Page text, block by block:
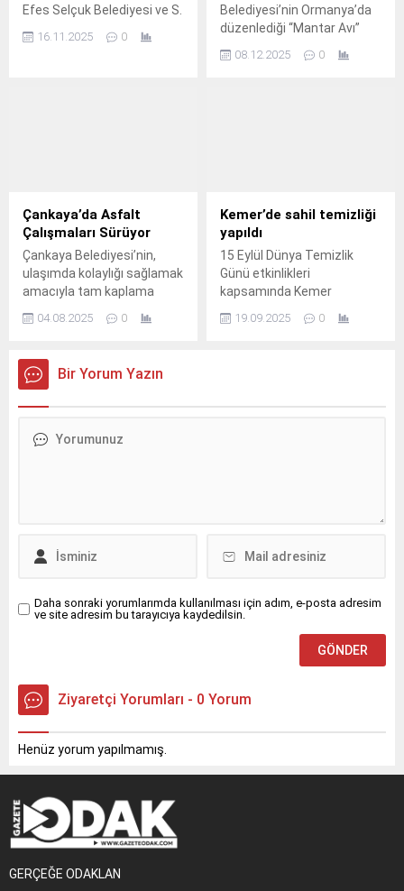
Efes Selçuk Belediyesi ve S.
16.11.2025 0
Belediyesi’nin Ormanya’da
düzenlediği “Mantar Avı”
eşliğinde doğa keşfi,
08.12.2025 0
Çankaya’da Asfalt
Çalışmaları Sürüyor
Çankaya Belediyesi’nin,
ulaşımda kolaylığı sağlamak
amacıyla tam kaplama
çalışmalarına devam ediyor.
04.08.2025 0
Kemer’de sahil temizliği
yapıldı
15 Eylül Dünya Temizlik
Günü etkinlikleri
kapsamında Kemer
Müdürlüğü ile İklim
19.09.2025 0
Bir Yorum Yazın
Daha sonraki yorumlarımda kullanılması için adım, e-posta adresim
ve site adresim bu tarayıcıya kaydedilsin.
Ziyaretçi Yorumları - 0 Yorum
Henüz yorum yapılmamış.
GERÇEĞE ODAKLAN